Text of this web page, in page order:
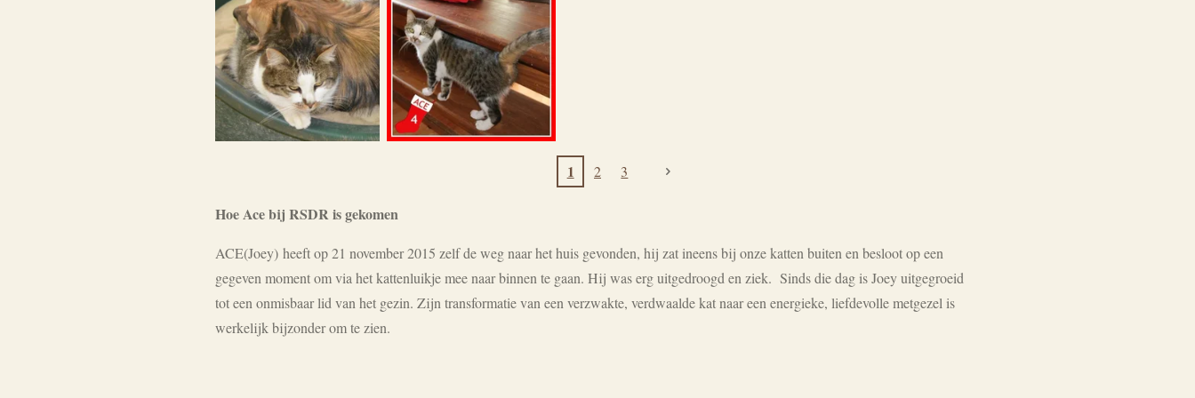
1 2 3
Hoe Ace bij RSDR is gekomen
ACE(Joey) heeft op 21 november 2015 zelf de weg naar het huis gevonden, hij zat ineens bij onze katten buiten en besloot op een
gegeven moment om via het kattenluikje mee naar binnen te gaan. Hij was erg uitgedroogd en ziek. Sinds die dag is Joey uitgegroeid
tot een onmisbaar lid van het gezin. Zijn transformatie van een verzwakte, verdwaalde kat naar een energieke, liefdevolle metgezel is
werkelijk bijzonder om te zien.